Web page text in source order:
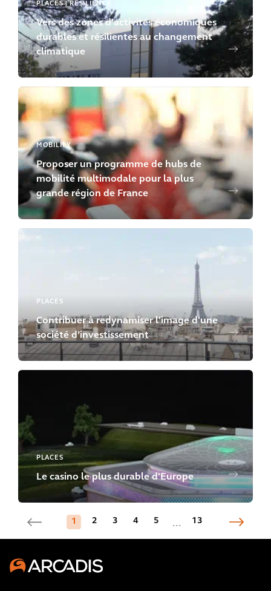
PLACES | RESILIENCE
Vers des zones d'activités économiques
durables et résilientes au changement
climatique
MOBILITY
Proposer un programme de hubs de
mobilité multimodale pour la plus
grande région de France
PLACES
Contribuer à redynamiser l'image d'une
société d’investissement
PLACES
Le casino le plus durable d'Europe
1 2 3 4 5 ... 13